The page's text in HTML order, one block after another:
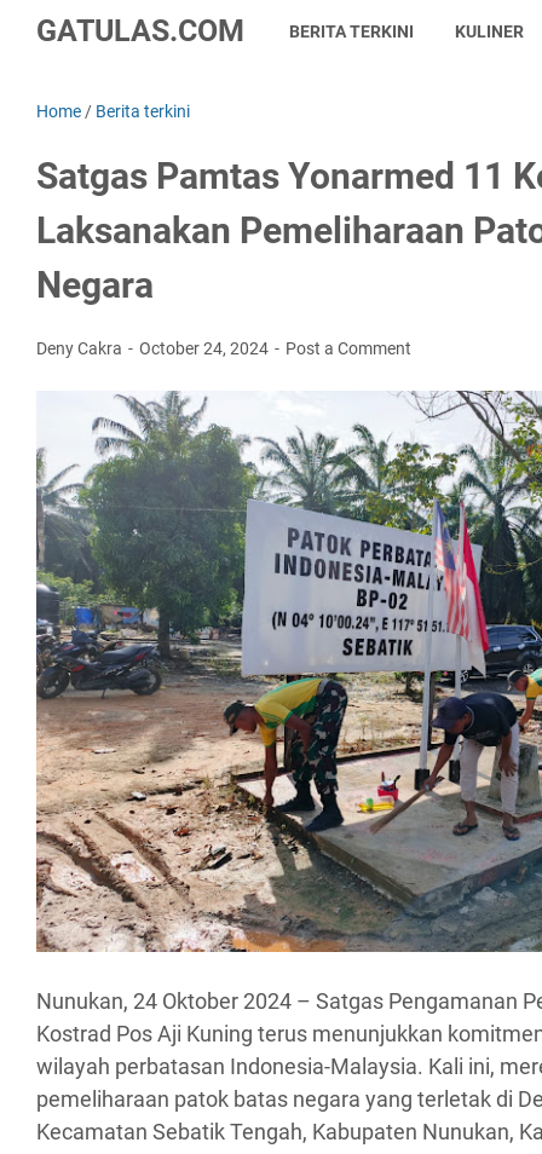
GATULAS.COM BERITA TERKINI KULINER
Home / Berita terkini
Satgas Pamtas Yonarmed 11
Laksanakan Pemeliharaan
Negara
Deny Cakra October 24, 2024 Post a Comment
Nunukan, 24 Oktober 2024 – Satgas Pengamanan
Kostrad Pos Aji Kuning terus menunjukkan
wilayah perbatasan Indonesia-Malaysia. Kali ini,
pemeliharaan patok batas negara yang terletak di
Kecamatan Sebatik Tengah, Kabupaten Nunukan,